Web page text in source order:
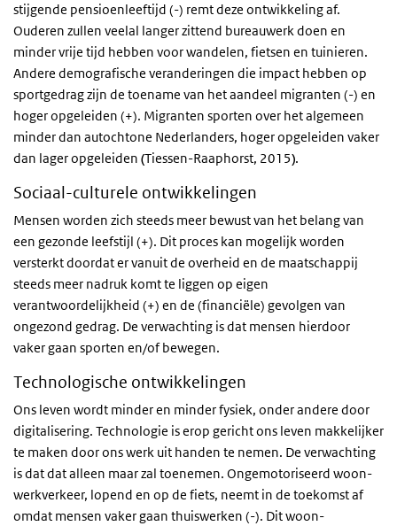
stijgende pensioenleeftijd (-) remt deze ontwikkeling af.
Ouderen zullen veelal langer zittend bureauwerk doen en
minder vrije tijd hebben voor wandelen, fietsen en tuinieren.
Andere demografische veranderingen die impact hebben op
sportgedrag zijn de toename van het aandeel migranten (-) en
hoger opgeleiden (+). Migranten sporten over het algemeen
minder dan autochtone Nederlanders, hoger opgeleiden vaker
dan lager opgeleiden (Tiessen-Raaphorst, 2015).
Sociaal-culturele ontwikkelingen
Mensen worden zich steeds meer bewust van het belang van
een gezonde leefstijl (+). Dit proces kan mogelijk worden
versterkt doordat er vanuit de overheid en de maatschappij
steeds meer nadruk komt te liggen op eigen
verantwoordelijkheid (+) en de (financiële) gevolgen van
ongezond gedrag. De verwachting is dat mensen hierdoor
vaker gaan sporten en/of bewegen.
Technologische ontwikkelingen
Ons leven wordt minder en minder fysiek, onder andere door
digitalisering. Technologie is erop gericht ons leven makkelijker
te maken door ons werk uit handen te nemen. De verwachting
is dat dat alleen maar zal toenemen. Ongemotoriseerd woon-
werkverkeer, lopend en op de fiets, neemt in de toekomst af
omdat mensen vaker gaan thuiswerken (-). Dit woon-